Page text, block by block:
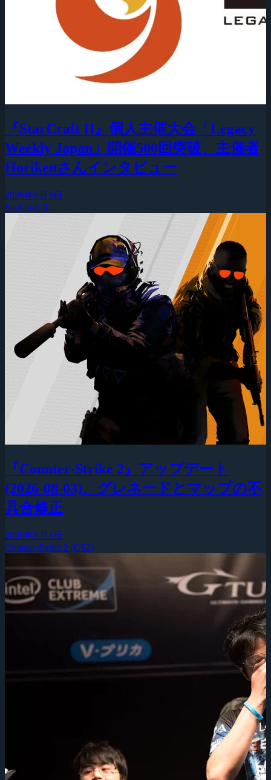
『StarCraft II』個人主催大会「Legacy
Weekly Japan」開催500回突破、主催者
Horikenさんインタビュー
2026年8月5日
StarCraft II
『Counter-Strike 2』アップデート
(2026-08-03)、グレネードとマップの不
具合修正
2026年8月4日
Counter-Strike 2 (CS2)